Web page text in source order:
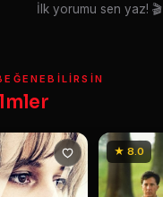
İlk yorumu sen yaz! 🎬
★ 8.0